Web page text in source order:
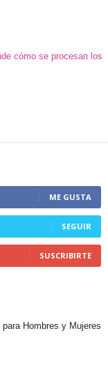
cómo se procesan los
ME GUSTA
SEGUIR
SUSCRIBIRTE
Hombres y Mujeres